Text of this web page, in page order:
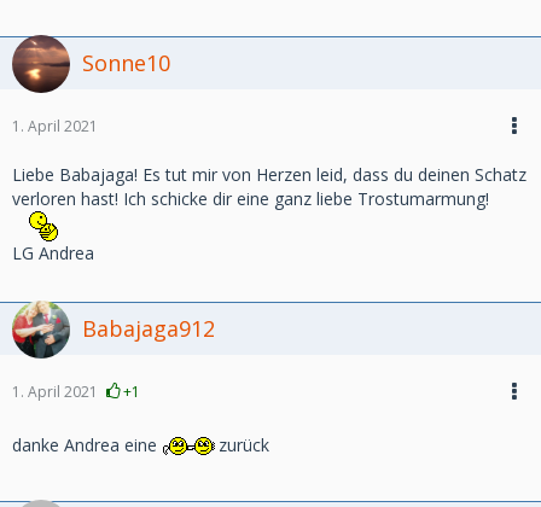
Sonne10
1. April 2021
Liebe Babajaga! Es tut mir von Herzen leid, dass du deinen Schatz
verloren hast! Ich schicke dir eine ganz liebe Trostumarmung!
LG Andrea
Babajaga912
1. April 2021 +1
danke Andrea eine zurück